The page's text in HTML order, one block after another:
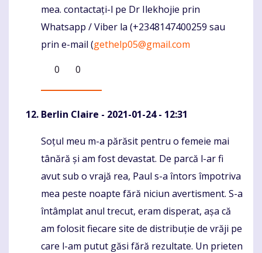
mea. contactați-l pe Dr Ilekhojie prin
Whatsapp / Viber la (+2348147400259 sau
prin e-mail (gethelp05@gmail.com
0
0
Berlin Claire - 2021-01-24 - 12:31
Komentaras
Soțul meu m-a părăsit pentru o femeie mai
tânără și am fost devastat. De parcă l-ar fi
avut sub o vrajă rea, Paul s-a întors împotriva
mea peste noapte fără niciun avertisment. S-a
întâmplat anul trecut, eram disperat, așa că
am folosit fiecare site de distribuție de vrăji pe
care l-am putut găsi fără rezultate. Un prieten